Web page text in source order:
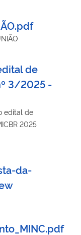
de
3/2025 -
edital de
2025
da-